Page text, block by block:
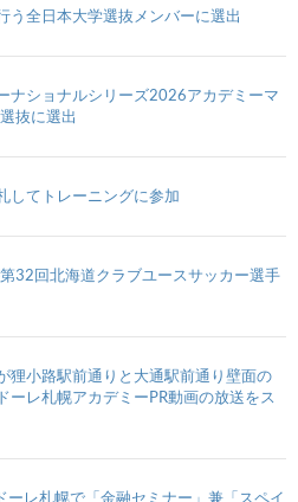
う全日本大学選抜メンバーに選出
ナショナルシリーズ2026アカデミーマ
抜に選出
してトレーニングに参加
32回北海道クラブユースサッカー選手
狸小路駅前通りと大通駅前通り壁面の
ーレ札幌アカデミーPR動画の放送をス
レ札幌で「金融セミナー」兼「スペイ